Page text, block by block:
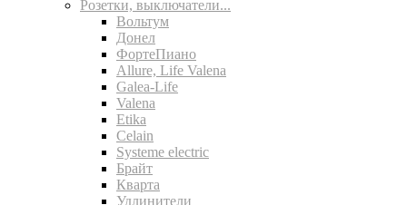
Розетки, выключатели...
Вольтум
Донел
ФортеПиано
Allure, Life Valena
Galea-Life
Valena
Etika
Celain
Systeme electric
Брайт
Кварта
Удлинители